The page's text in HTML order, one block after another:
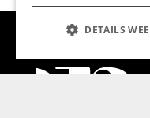
DETAILS